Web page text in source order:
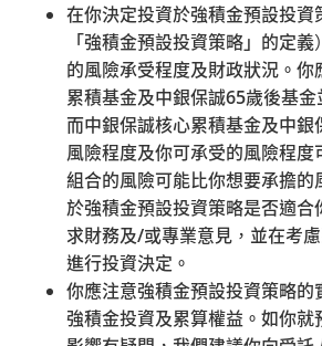
在你決定投資於強積金預設投資
「強積金預設投資策略」的定
的風險承受程度及財政狀況。
累積基金及中銀保誠65歲後基金
而中銀保誠核心累積基金及中銀
風險程度及你可承受的風險程
組合的風險可能比你想要承擔的
於強積金預設投資策略是否適合
求財務及/或專業意見，並在考
進行投資決定。
你應注意強積金預設投資策略的
強積金投資及累算權益。如你就
香港島
香港灣仔皇后大道東248號大新金融
仔站A3出口）
九龍尖沙咀東部麼地道77號華懋廣場
咀站P2出口）
新界荃灣楊屋道8號如心廣場第2座
站D出口，荃灣西如心酒店旁）
開放時間：
星期一至五：上午9時至下午6時
星期六：上午9時至下午1時